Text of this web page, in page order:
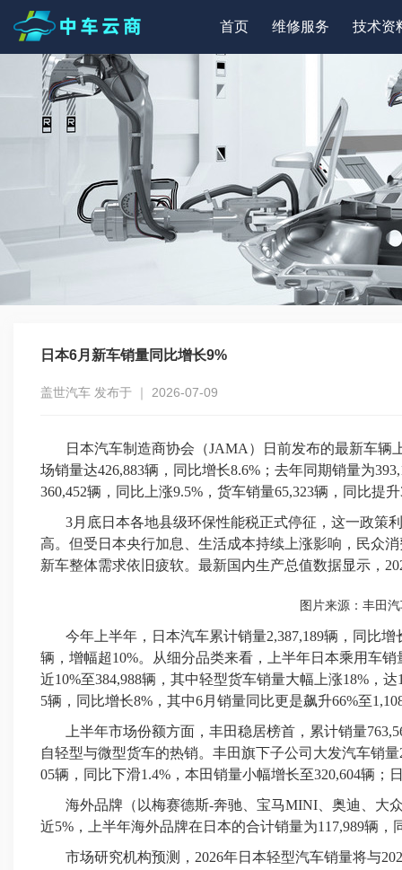
首页 维修服务 技术资
日本6月新车销量同比增长9%
盖世汽车 发布于 ｜ 2026-07-09
日本汽车制造商协会（JAMA）日前发布的最新车辆
场销量达426,883辆，同比增长8.6%；去年同期销量为
360,452辆，同比上涨9.5%，货车销量65,323辆，同比提
3月底日本各地县级环保性能税正式停征，这一政策
高。但受日本央行加息、生活成本持续上涨影响，民众
新车整体需求依旧疲软。最新国内生产总值数据显示，
图片来源：丰田
今年上半年，日本汽车累计销量2,387,189辆，同比增
辆，增幅超10%。从细分品类来看，上半年日本乘用车
近10%至384,988辆，其中轻型货车销量大幅上涨18%，
5辆，同比增长8%，其中6月销量同比更是飙升66%至
上半年市场份额方面，丰田稳居榜首，累计销量
自轻型与微型货车的热销。丰田旗下子公司大发汽车销量
05辆，同比下滑1.4%，本田销量小幅增长至320,604辆；
海外品牌（以梅赛德斯-奔驰、宝马MINI、奥迪、大
近5%，上半年海外品牌在日本的合计销量为117,989辆，
市场研究机构预测 ，2026年日本轻型汽车销量将与